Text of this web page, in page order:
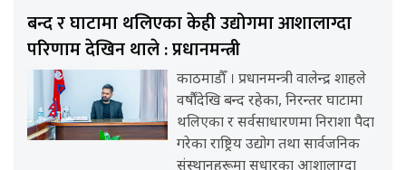
बन्द र घाटामा थलिएका केही उद्योगमा आशालाग्दा
परिणाम देखिन थाले : प्रधानमन्त्री
काठमाडौँ । प्रधानमन्त्री वालेन्द्र शाहले
वर्षौंदेखि बन्द रहेका, निरन्तर घाटामा
थलिएका र सर्वसाधारणमा निराशा पैदा
गरेका राष्ट्रिय उद्योग तथा सार्वजनिक